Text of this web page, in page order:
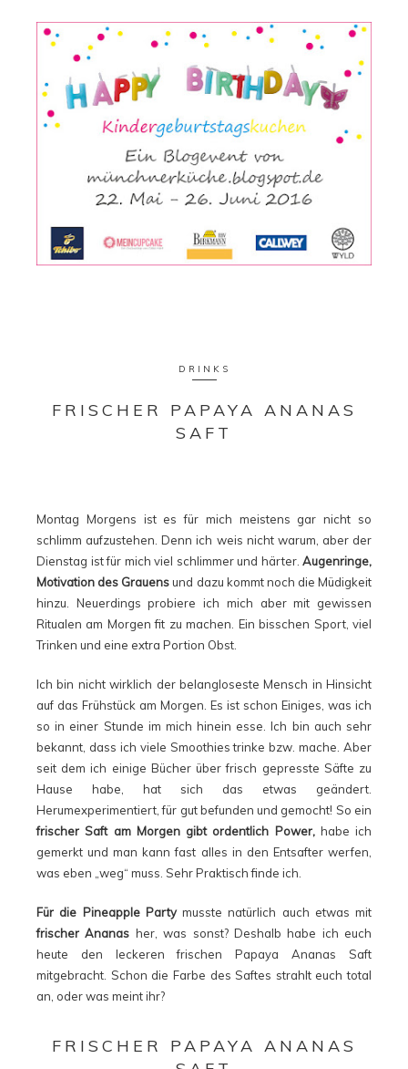
DRINKS
FRISCHER PAPAYA ANANAS
SAFT
Montag Morgens ist es für mich meistens gar nicht so
schlimm aufzustehen. Denn ich weis nicht warum, aber der
Dienstag ist für mich viel schlimmer und härter. Augenringe,
Motivation des Grauensund dazu kommt noch die Müdigkeit
hinzu. Neuerdings probiere ich mich aber mit gewissen
Ritualen am Morgen fit zu machen. Ein bisschen Sport, viel
Trinken und eine extra Portion Obst.
Ich bin nicht wirklich der belangloseste Mensch in Hinsicht
auf das Frühstück am Morgen. Es ist schon Einiges, was ich
so in einer Stunde im mich hinein esse. Ich bin auch sehr
bekannt, dass ich viele Smoothies trinke bzw. mache. Aber
seit dem ich einige Bücher über frisch gepresste Säfte zu
Hause habe, hat sich das etwas geändert.
Herumexperimentiert, für gut befunden und gemocht! So ein
frischer Saft am Morgen gibt ordentlich Power,habe ich
gemerkt und man kann fast alles in den Entsafter werfen,
was eben „weg“ muss. Sehr Praktisch finde ich.
Für die Pineapple Partymusste natürlich auch etwas mit
frischer Ananas her, was sonst? Deshalb habe ich euch
heute den leckeren frischen Papaya Ananas Saft
mitgebracht. Schon die Farbe des Saftes strahlt euch total
an, oder was meint ihr?
FRISCHER PAPAYA ANANAS